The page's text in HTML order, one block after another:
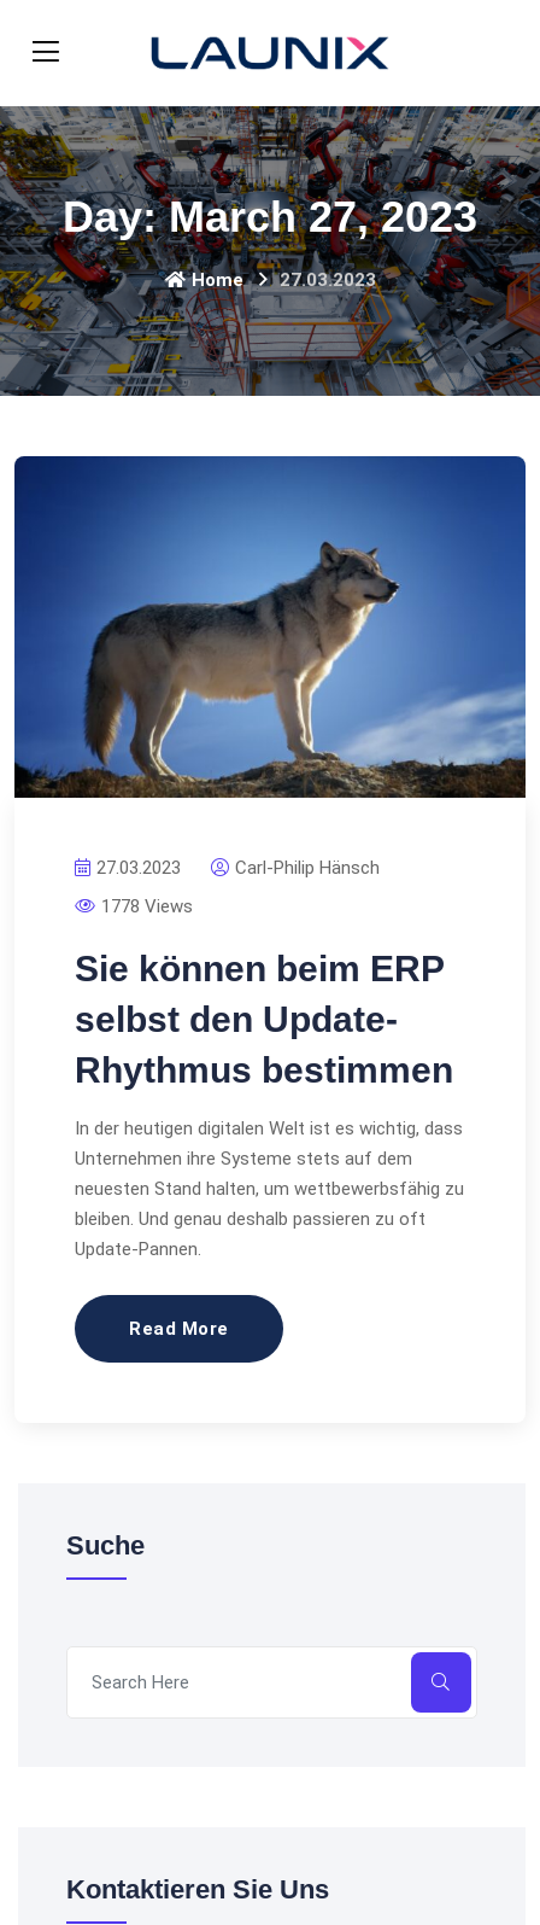
Day:March 27, 2023
Home 27.03.2023
27.03.2023
Carl-Philip Hänsch
1778 Views
Sie können beim ERP
selbst den Update-
Rhythmus bestimmen
In der heutigen digitalen Welt ist es wichtig, dass
Unternehmen ihre Systeme stets auf dem
neuesten Stand halten, um wettbewerbsfähig zu
bleiben. Und genau deshalb passieren zu oft
Update-Pannen.
Read More
Suche
Kontaktieren Sie Uns